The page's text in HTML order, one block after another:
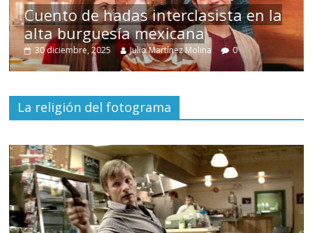
Cuento de hadas interclasista en la
alta burguesía mexicana
30 diciembre, 2025 Julio Martínez Molina 0
La religión del fotograma